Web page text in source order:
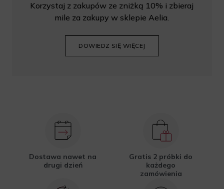
Korzystaj z zakupów ze zniżką 10% i zbieraj
mile za zakupy w sklepie Aelia.
DOWIEDZ SIĘ WIĘCEJ
Dostawa nawet na
drugi dzień
Gratis 2 próbki do
każdego
zamówienia